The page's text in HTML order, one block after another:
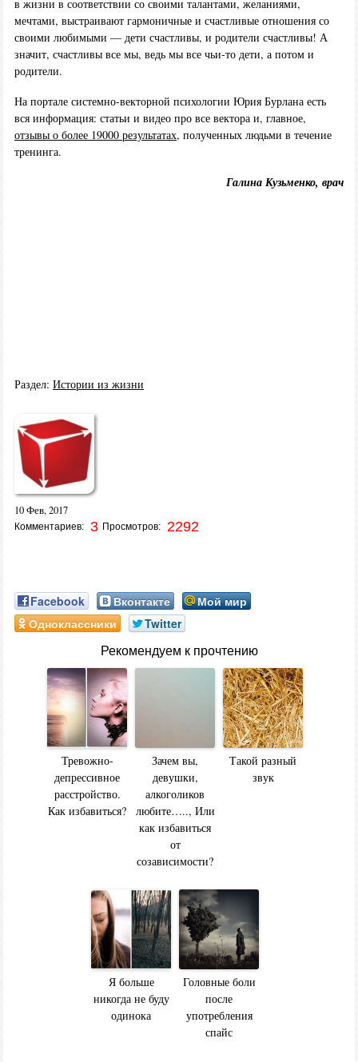
в жизни в соответствии со своими талантами, желаниями,
мечтами, выстраивают гармоничные и счастливые отношения со
своими любимыми — дети счастливы, и родители счастливы! А
значит, счастливы все мы, ведь мы все чьи-то дети, а потом и
родители.
На портале системно-векторной психологии Юрия Бурлана есть
вся информация: статьи и видео про все вектора и, главное,
отзывы о более 19000 результатах, полученных людьми в течение
тренинга.
Галина Кузьменко, врач
Раздел: Истории из жизни
10 Фев, 2017
Комментариев: 3 Просмотров: 2292
Facebook Вконтакте
Мой мир
Одноклассники
Twitter
Рекомендуем к прочтению
Тревожно-
депрессивное
расстройство.
Как избавиться?
Зачем вы,
девушки,
алкоголиков
любите….., Или
как избавиться
от
созависимости?
Такой разный
звук
Я больше
никогда не буду
одинока
Головные боли
после
употребления
спайс